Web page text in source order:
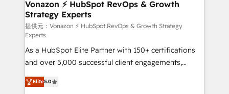
➤ L’intégration de CRM et de méthodologie RevOps
pour aligner les équipes marketing, commerciales et
support client (data migration, synchronisation API,
audit et maintenance) ➤ La création de sites internet
de conversion qui transforment les visiteurs en
opportunités d'affaires ➤ La mise en place de
stratégies d'acquisition marketing (SEO, SEA,
inbound, automatisation marketing, ABM, IA,
Vonazon ⚡ HubSpot RevOps & Growth
Strategy Experts
提供元：Vonazon ⚡ HubSpot RevOps & Growth Strategy
Experts
As a HubSpot Elite Partner with 150+ certifications
and over 5,000 successful client engagements,
Vonazon turns marketing complexity into
measurable, scalable growth. From onboarding to
Elite5.0